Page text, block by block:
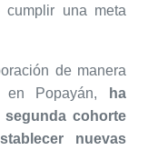
una meta
de manera
en Popayán,
ha
cohorte
nuevas